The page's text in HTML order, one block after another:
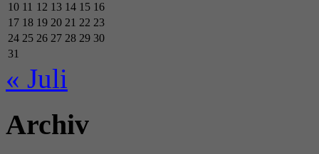
10 11 12 13 14 15 16
17 18 19 20 21 22 23
24 25 26 27 28 29 30
31
« Juli
Archiv